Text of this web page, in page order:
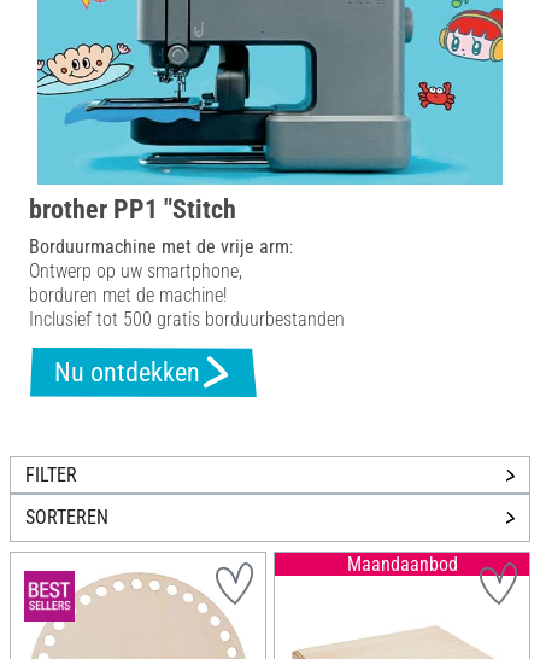
brother PP1 "Stitch
Borduurmachine met de vrije arm:
Ontwerp op uw smartphone,
borduren met de machine!
Inclusief tot 500 gratis borduurbestanden
Nu ontdekken
FILTER
SORTEREN
Maandaanbod